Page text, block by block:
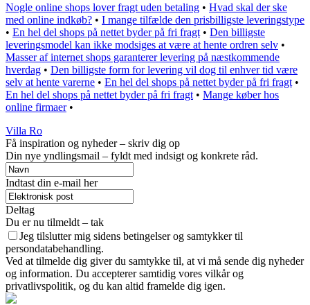
Nogle online shops lover fragt uden betaling • Hvad skal der ske
med online indkøb? • I mange tilfælde den prisbilligste leveringstype
• En hel del shops på nettet byder på fri fragt • Den billigste
leveringsmodel kan ikke modsiges at være at hente ordren selv •
Masser af internet shops garanterer levering på næstkommende
hverdag • Den billigste form for levering vil dog til enhver tid være
selv at hente varerne • En hel del shops på nettet byder på fri fragt •
En hel del shops på nettet byder på fri fragt • Mange køber hos
online firmaer•
Villa Ro
Få inspiration og nyheder – skriv dig op
Din nye yndlingsmail – fyldt med indsigt og konkrete råd.
Indtast din e-mail her
Deltag
Du er nu tilmeldt – tak
Jeg tilslutter mig sidens betingelser og samtykker til
persondatabehandling.
Ved at tilmelde dig giver du samtykke til, at vi må sende dig nyheder
og information. Du accepterer samtidig vores vilkår og
privatlivspolitik, og du kan altid framelde dig igen.